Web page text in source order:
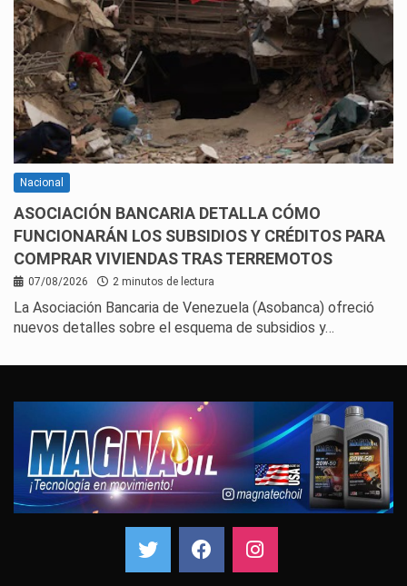
Nacional
ASOCIACIÓN BANCARIA DETALLA CÓMO
FUNCIONARÁN LOS SUBSIDIOS Y CRÉDITOS PARA
COMPRAR VIVIENDAS TRAS TERREMOTOS
07/08/2026 2 minutos de lectura
La Asociación Bancaria de Venezuela (Asobanca) ofreció
nuevos detalles sobre el esquema de subsidios y…